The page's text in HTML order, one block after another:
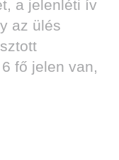
a jelenléti ív
az ülés
fő jelen van,